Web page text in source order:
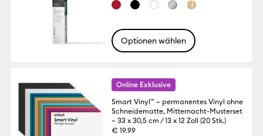
Optionen wählen
Online Exklusive
Smart Vinyl™ – permanentes Vinyl ohne
Schneidematte, Mitternacht-Musterset
– 33 x 30,5 cm / 13 x 12 Zoll (20 Stk.)
€ 19.99